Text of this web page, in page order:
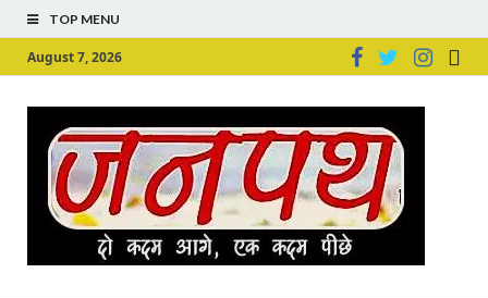
TOP MENU
August 7, 2026